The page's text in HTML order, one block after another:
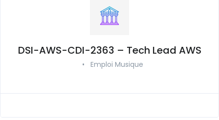
DSI-AWS-CDI-2363 – Tech Lead AWS
• Emploi Musique